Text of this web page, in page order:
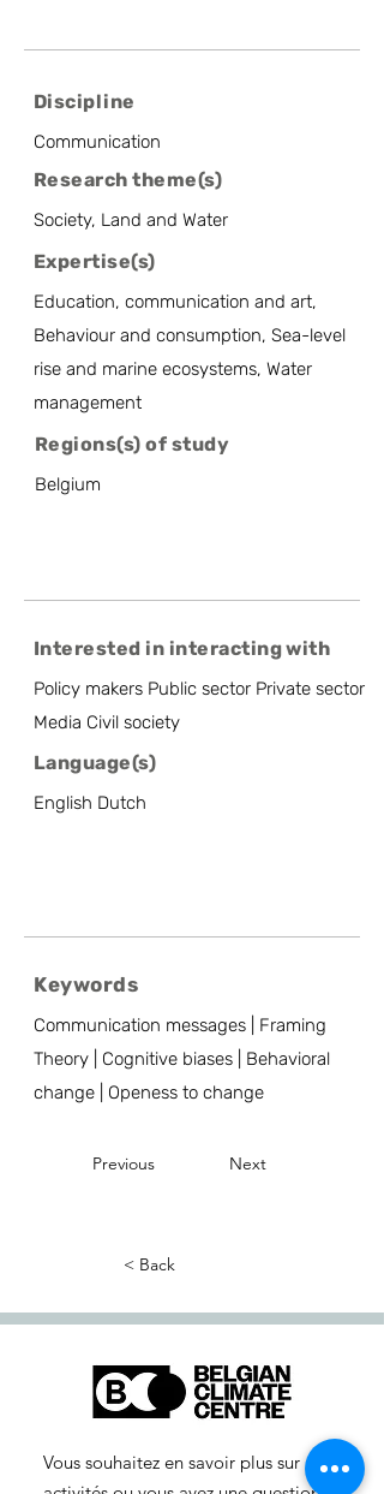
Discipline
Communication
Research theme(s)
Society, Land and Water
Expertise(s)
Education, communication and art,
Behaviour and consumption, Sea-level
rise and marine ecosystems, Water
management
Regions(s) of study
Belgium
Interested in interacting with
Policy makers Public sector Private sector
Media Civil society
Language(s)
English Dutch
Keywords
Communication messages | Framing
Theory | Cognitive biases | Behavioral
change | Openess to change
Previous Next
< Back
Vous souhaitez en savoir plus sur nos